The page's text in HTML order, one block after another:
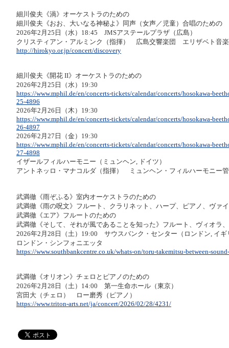
細川俊夫《渦》オーケストラのための
細川俊夫《おお、大いなる神秘よ》同声（女声／児童）合唱のための
2026年2月25日（水）18:45 JMSアステールプラザ（広島）
クリスティアン・アルミンク（指揮） 広島交響楽団 エリザベト音
http://hirokyo.or.jp/concert/discovery
細川俊夫《開花 II》オーケストラのための
2026年2月25日（水）19:30
https://www.mphil.de/en/concerts-tickets/calendar/concerts/hosokawa-
25-4896
2026年2月26日（木）19:30
https://www.mphil.de/en/concerts-tickets/calendar/concerts/hosokawa-
26-4897
2026年2月27日（金）19:30
https://www.mphil.de/en/concerts-tickets/calendar/concerts/hosokawa-
27-4898
イザールフィルハーモニー（ミュンヘン, ドイツ）
アントネッロ・マナコルダ（指揮） ミュンヘン・フィルハーモニー
武満徹《雨ぞふる》室内オーケストラのための
武満徹《雨の呪文》フルート、クラリネット、ハープ、ピアノ、ヴァ
武満徹《エア》フルートのための
武満徹《そして、それが風であることを知った》フルート、ヴィオラ
2026年2月28日（土）19:00 サウスバンク・センター（ロンドン, イギ
ロンドン・シンフォニエッタ
https://www.southbankcentre.co.uk/whats-on/toru-takemitsu-between-
武満徹《オリオン》チェロとピアノのための
2026年2月28日（土）14:00 第一生命ホール（東京）
宮田大（チェロ） ロー磨秀（ピアノ）
https://www.triton-arts.net/ja/concert/2026/02/28/4231/